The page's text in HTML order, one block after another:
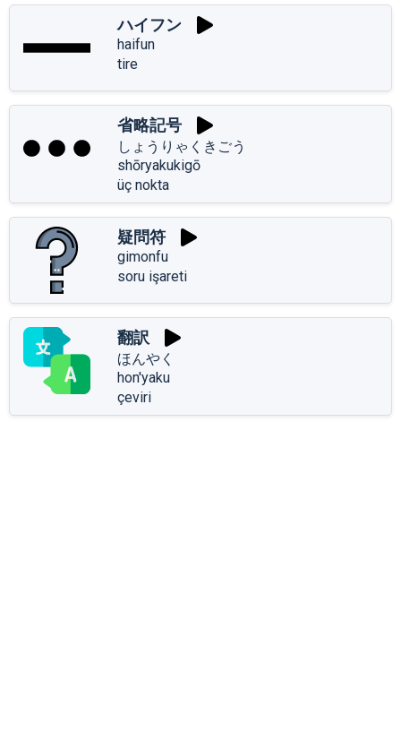
ハイフン
haifun
tire
省略記号
しょうりゃくきごう
shōryakukigō
üç nokta
疑問符
gimonfu
soru işareti
翻訳
ほんやく
hon'yaku
çeviri